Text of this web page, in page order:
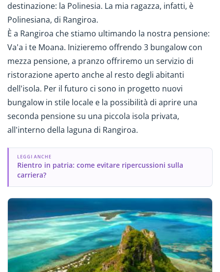
destinazione: la Polinesia. La mia ragazza, infatti, è
Polinesiana, di Rangiroa.
È a Rangiroa che stiamo ultimando la nostra pensione:
Va'a i te Moana. Inizieremo offrendo 3 bungalow con
mezza pensione, a pranzo offriremo un servizio di
ristorazione aperto anche al resto degli abitanti
dell'isola. Per il futuro ci sono in progetto nuovi
bungalow in stile locale e la possibilità di aprire una
seconda pensione su una piccola isola privata,
all'interno della laguna di Rangiroa.
LEGGI ANCHE
Rientro in patria: come evitare ripercussioni sulla
carriera?